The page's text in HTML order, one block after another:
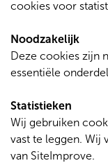
cookies voor
Noodzakelijk
Deze cookies zijn
essentiële
Statistieken
Wij gebruiken
vast te leggen. Wij
van SiteImprove.